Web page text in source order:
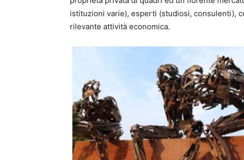
istituzioni varie), esperti (studiosi, consulenti),
rilevante attività economica.